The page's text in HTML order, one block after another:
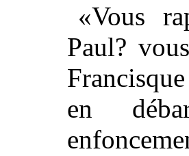
«Vous
Paul?
en